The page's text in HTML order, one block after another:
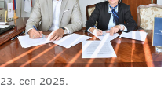
23. сеп 2025.